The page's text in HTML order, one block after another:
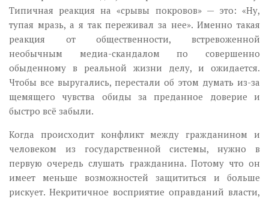
Типичная реакция на «срывы покровов» — это: «Ну,
тупая мразь, а я так переживал за нее». Именно такая
реакция от общественности, встревоженной
необычным медиа-скандалом по совершенно
обыденному в реальной жизни делу, и ожидается.
Чтобы все выругались, перестали об этом думать из-за
щемящего чувства обиды за преданное доверие и
быстро всё забыли.
Когда происходит конфликт между гражданином и
человеком из государственной системы, нужно в
первую очередь слушать гражданина. Потому что он
имеет меньше возможностей защититься и больше
рискует. Некритичное восприятие оправданий власти,